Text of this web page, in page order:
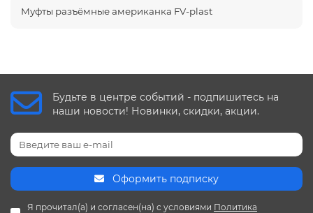
Муфты разъёмные американка FV-plast
Будьте в центре событий - подпишитесь на
наши новости! Новинки, скидки, акции.
Оформить подписку
Я прочитал(а) и согласен(на) с условиями Политика